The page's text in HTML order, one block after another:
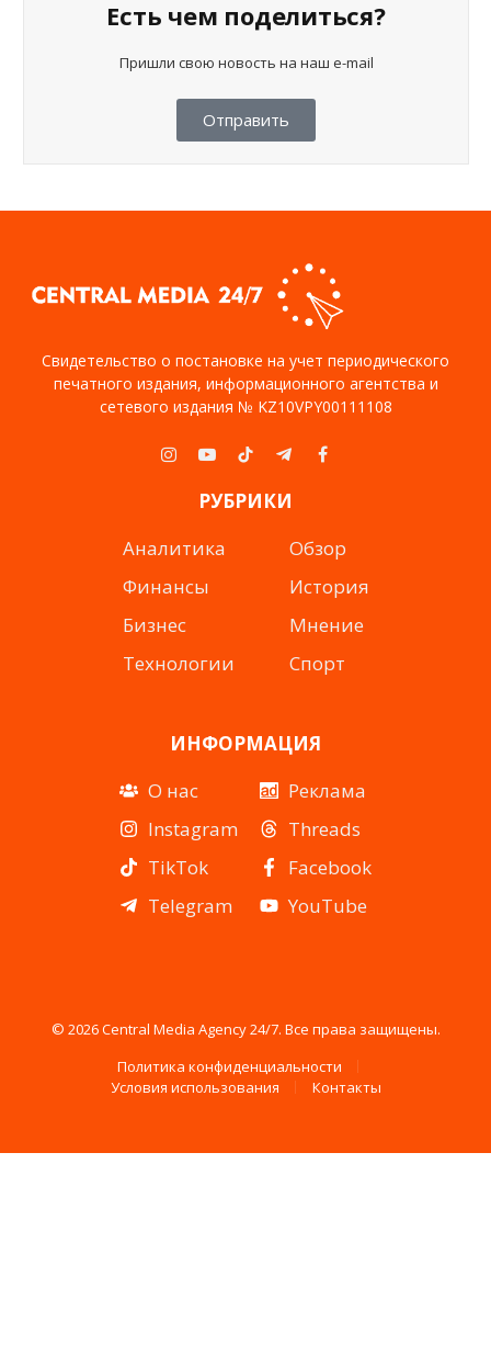
Есть чем поделиться?
Пришли свою новость на наш e-mail
Отправить
Свидетельство о постановке на учет периодического
печатного издания, информационного агентства и
сетевого издания № KZ10VPY00111108
Instagram
YouTubeTikTokTelegramFacebook
РУБРИКИ
Аналитика
Финансы
Бизнес
Технологии
Обзор
История
Мнение
Спорт
ИНФОРМАЦИЯ
О нас
Instagram
TikTok
Telegram
Реклама
Threads
Facebook
YouTube
© 2026 Central Media Agency 24/7. Все права защищены.
Политика конфиденциальности
Условия использования
Контакты